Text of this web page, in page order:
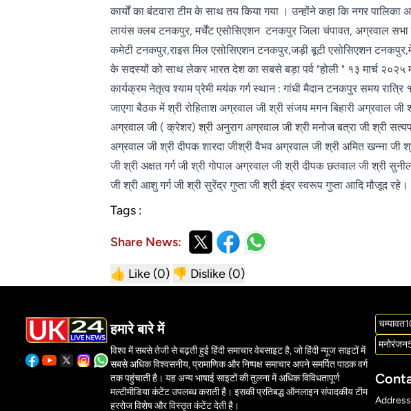
कार्यों का बंटवारा टीम के साथ तय किया गया । उन्होंने कहा कि नगर पालिका
लायंस क्लब टनकपुर, मर्चेंट एसोसिएशन टनकपुर जिला चंपावत, अग्रवाल
कमेटी टनकपुर,राइस मिल एसोसिएशन टनकपुर,जड़ी बूटी एसोसिएशन
के सदस्यों को साथ लेकर भारत देश का सबसे बड़ा पर्व "होली " १३ मार्च
कार्यक्रम नेतृत्व श्याम प्रेमी मयंक गर्ग स्थान : गांधी मैदान टनकपुर समय रात्रि
जाएगा बैठक में श्री रोहिताश अग्रवाल जी श्री संजय मगन बिहारी अग्रवाल जी
अग्रवाल जी ( क्रेशर) श्री अनुराग अग्रवाल जी श्री मनोज बत्रा जी श्री
अग्रवाल जी श्री दीपक शारदा जीश्री वैभव अग्रवाल जी श्री अमित खन्ना जी
जी श्री अक्षत गर्ग जी श्री गोपाल अग्रवाल जी श्री दीपक छतवाल जी श्री
जी श्री आशु गर्ग जी श्री सुरेंद्र गुप्ता जी श्री इंद्र स्वरूप गुप्ता आदि मौजूद रहे।
Tags :
Share News:
👍 Like (0) 👎 Dislike (0)
हमारे बारे में
विश्व में सबसे तेजी से बढ़ती हुई हिंदी समाचार वेबसाइट है, जो हिंदी न्यूज साइटों में
सबसे अधिक विश्वसनीय, प्रामाणिक और निष्पक्ष समाचार अपने समर्पित पाठक वर्ग
तक पहुंचाती है। यह अन्य भाषाई साइटों की तुलना में अधिक विविधतापूर्ण
मल्टीमीडिया कंटेंट उपलब्ध कराती है। इसकी प्रतिबद्ध ऑनलाइन संपादकीय टीम
हररोज विशेष और विस्तृत कंटेंट देती है।
चम्पावत
मनोरंजन